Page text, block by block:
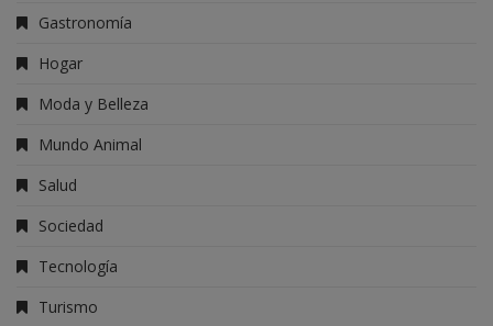
Gastronomía
Hogar
Moda y Belleza
Mundo Animal
Salud
Sociedad
Tecnología
Turismo